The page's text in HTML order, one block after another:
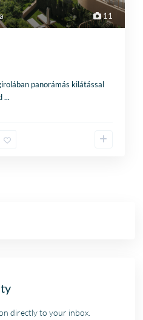
11
panorámás kilátással
...
directly to your inbox.